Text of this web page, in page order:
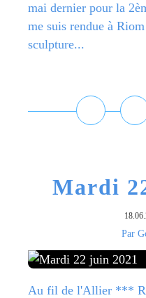
mai dernier pour la
me suis rendue à
sculpture...
Mardi
Par
Au fil de l'Allier ***